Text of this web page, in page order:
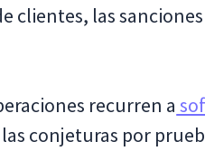
clientes, las
recurren a
conjeturas por